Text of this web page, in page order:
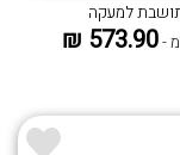
למעקה
-
573.90
₪